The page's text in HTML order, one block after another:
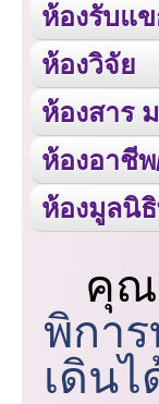
ห้องรับแ
ห้องวิจัย
ห้องสาร
ห้องอาชี
ห้องมูลนิ
คุณ
พิกา
เดิน